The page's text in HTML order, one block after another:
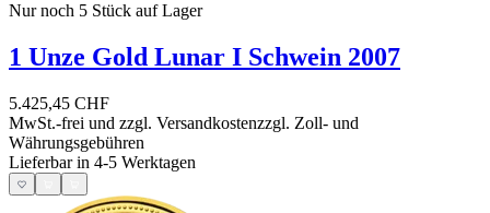
Nur noch 5 Stück auf Lager
1 Unze Gold Lunar I Schwein 2007
5.425,45 CHF
MwSt.-frei und zzgl. Versandkostenzzgl. Zoll- und
Währungsgebühren
Lieferbar in 4-5 Werktagen